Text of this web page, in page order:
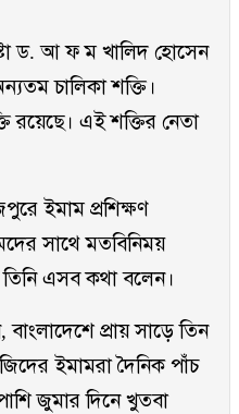
ড. আ ফ ম খালিদ হোসেন
চালিকা শক্তি।
রয়েছে। এই শক্তির নেতা
ইমাম প্রশিক্ষণ
সাথে মতবিনিময়
তিনি এসব কথা বলেন।
প্রায় সাড়ে তিন
ইমামরা দৈনিক পাঁচ
জুমার দিনে খুতবা